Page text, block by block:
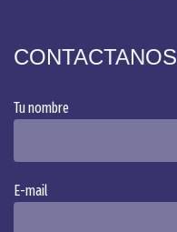
CONTACTANOS
Tu nombre
E-mail
Alternative: